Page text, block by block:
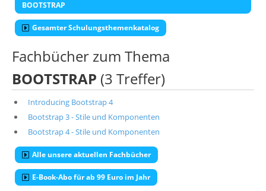
BOOTSTRAP
Gesamter Schulungsthemenkatalog
Fachbücher zum Thema
BOOTSTRAP (3 Treffer)
Introducing Bootstrap 4
Bootstrap 3 - Stile und Komponenten
Bootstrap 4 - Stile und Komponenten
Alle unsere aktuellen Fachbücher
E-Book-Abo für ab 99 Euro im Jahr